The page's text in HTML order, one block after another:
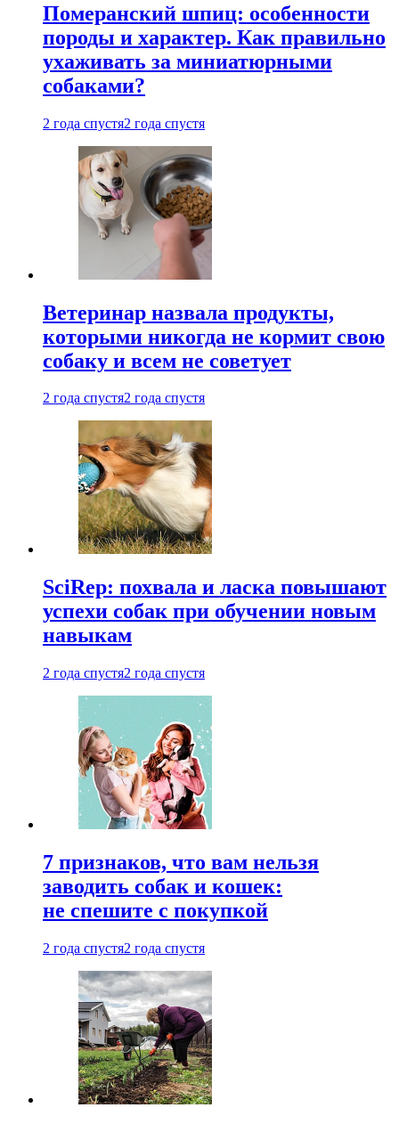
Померанский шпиц: особенности
породы и характер. Как правильно
ухаживать за миниатюрными
собаками?
2 года спустя2 года спустя
Ветеринар назвала продукты,
которыми никогда не кормит свою
собаку и всем не советует
2 года спустя2 года спустя
SciRep: похвала и ласка повышают
успехи собак при обучении новым
навыкам
2 года спустя2 года спустя
7 признаков, что вам нельзя
заводить собак и кошек:
не спешите с покупкой
2 года спустя2 года спустя